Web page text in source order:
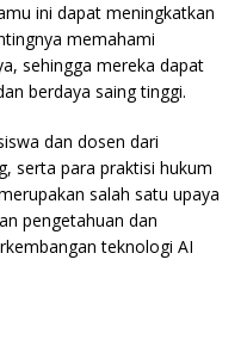
ini dapat meningkatkan
memahami
sehingga mereka dapat
berdaya saing tinggi.
dan dosen dari
serta para praktisi hukum
salah satu upaya
pengetahuan dan
teknologi AI